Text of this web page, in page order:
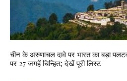
चीन के अरुणाचल दावे पर भारत का बड़ा
पर 27 जगहें चिन्हित; देखें पूरी लिस्ट